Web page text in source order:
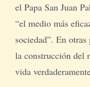
el Papa San Juan
“el medio más
sociedad”. En
la construcción del
vida